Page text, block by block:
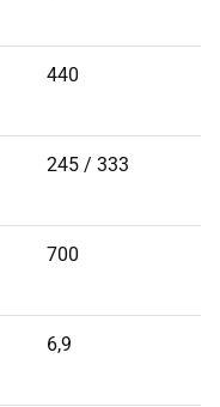
440
245 / 333
700
6,9